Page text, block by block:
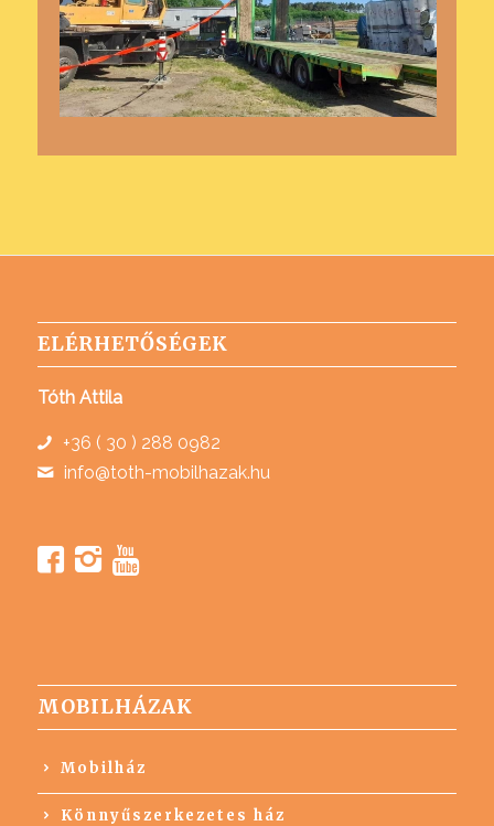
ELÉRHETŐSÉGEK
Tóth Attila
+36 ( 30 ) 288 0982
info@toth-mobilhazak.hu
MOBILHÁZAK
Mobilház
Könnyűszerkezetes ház